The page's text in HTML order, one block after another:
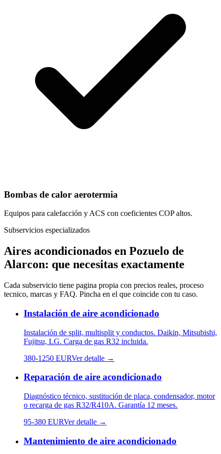
Bombas de calor aerotermia
Equipos para calefacción y ACS con coeficientes COP altos.
Subservicios especializados
Aires acondicionados en Pozuelo de
Alarcon: que necesitas exactamente
Cada subservicio tiene pagina propia con precios reales, proceso
tecnico, marcas y FAQ. Pincha en el que coincide con tu caso.
Instalación de aire acondicionado
Instalación de split, multisplit y conductos. Daikin, Mitsubishi,
Fujitsu, LG. Carga de gas R32 incluida.
380-1250 EURVer detalle →
Reparación de aire acondicionado
Diagnóstico técnico, sustitución de placa, condensador, motor
o recarga de gas R32/R410A. Garantía 12 meses.
95-380 EURVer detalle →
Mantenimiento de aire acondicionado